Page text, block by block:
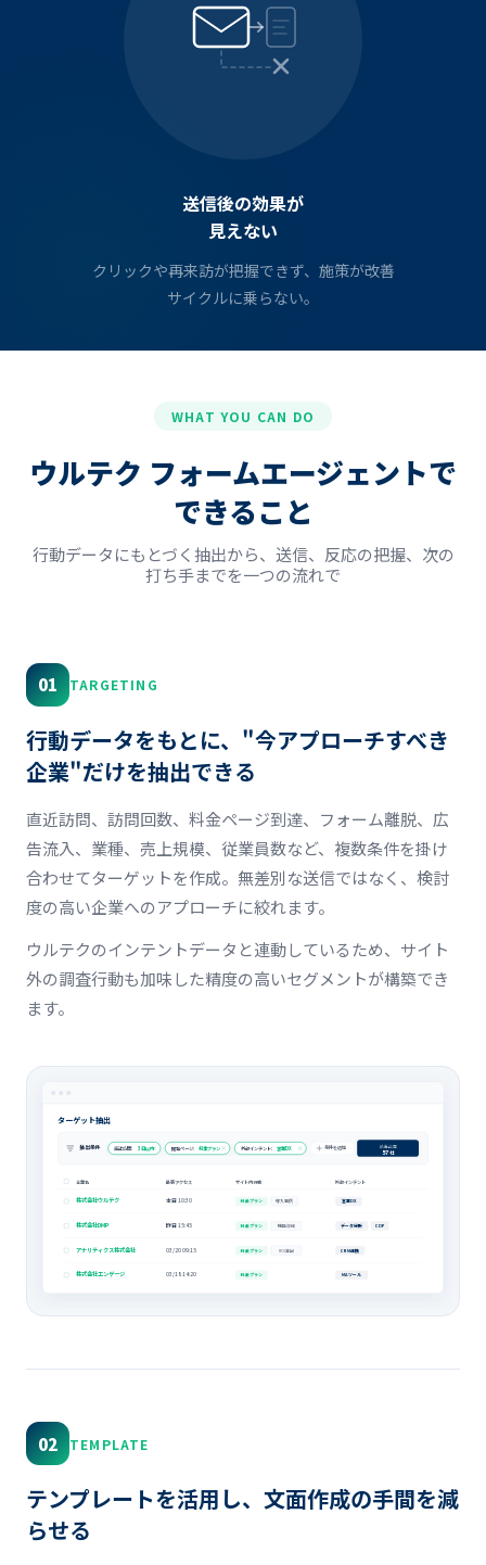
送信後の効果が
見えない
クリックや再来訪が把握できず、施策が改善
サイクルに乗らない。
WHAT YOU CAN DO
ウルテク フォームエージェントで
できること
行動データにもとづく抽出から、送信、反応の把握、次の
打ち手までを一つの流れで
01 TARGETING
行動データをもとに、"今アプローチすべき
企業"だけを抽出できる
直近訪問、訪問回数、料金ページ到達、フォーム離脱、広
告流入、業種、売上規模、従業員数など、複数条件を掛け
合わせてターゲットを作成。無差別な送信ではなく、検討
度の高い企業へのアプローチに絞れます。
ウルテクのインテントデータと連動しているため、サイト
外の調査行動も加味した精度の高いセグメントが構築でき
ます。
ターゲット抽出
抽出条件 直近訪問: 3日以内 閲覧ページ: 料金プラン 外部インテント: 営業DX 条件を追加 該当企業
57社
企業名 最新アクセス サイト内行動 外部インテント
株式会社ウルテク 本日 10:30 料金プラン 導入事例 営業DX
株式会社DMP 昨日 15:45 料金プラン 機能詳細 データ分析 CDP
アナリティクス株式会社 03/20 09:15 料金プラン ROI算出 CRM連携
株式会社エンゲージ 03/18 14:20 料金プラン MAツール
02 TEMPLATE
テンプレートを活用し、文面作成の手間を減
らせる